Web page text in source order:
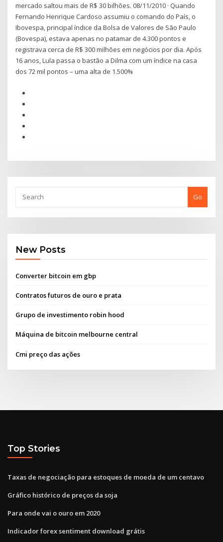
mercado saltou mais de R$ 30 bilhões. 08/11/2010 · Quando
Fernando Henrique Cardoso assumiu o comando do País, o
Ibovespa, principal índice da Bolsa de Valores de São Paulo
(Bovespa), estava apenas no patamar de 4.300 pontos e
registrava cerca de R$ 300 milhões em negócios por dia. Após
16 anos, Lula passa o bastão a Dilma com um índice na casa
dos 72 mil pontos – uma alta de 1.500%
Go
New Posts
Converter bitcoin em gbp
Contratos futuros de ouro e prata
Grupo de investimento robin hood
Máquina de bitcoin melbourne central
Cmi preço das ações
Top Stories
Taxas de negociação para estoques de moeda de um centavo
Gráfico histórico de preços da soja
Para onde vai o ouro em 2020
Indicador forex sentiment download grátis